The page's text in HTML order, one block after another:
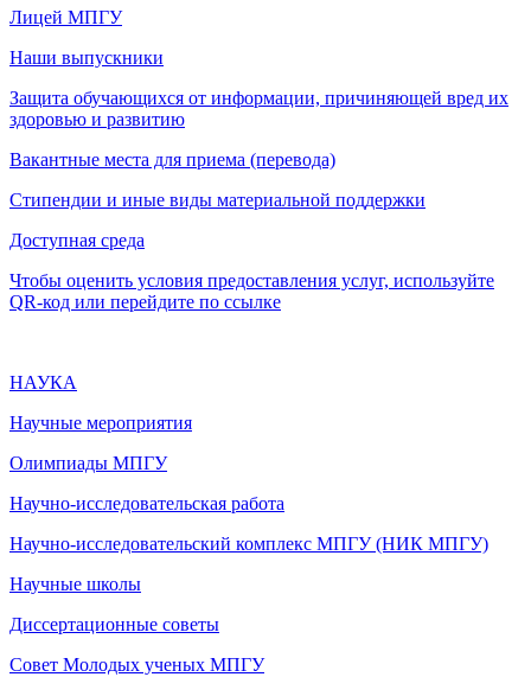
Лицей МПГУ
Наши выпускники
Защита обучающихся от информации, причиняющей вред их
здоровью и развитию
Вакантные места для приема (перевода)
Стипендии и иные виды материальной поддержки
Доступная среда
Чтобы оценить условия предоставления услуг, используйте
QR-код или перейдите по ссылке
НАУКА
Научные мероприятия
Олимпиады МПГУ
Научно-исследовательская работа
Научно-исследовательский комплекс МПГУ (НИК МПГУ)
Научные школы
Диссертационные советы
Совет Молодых ученых МПГУ